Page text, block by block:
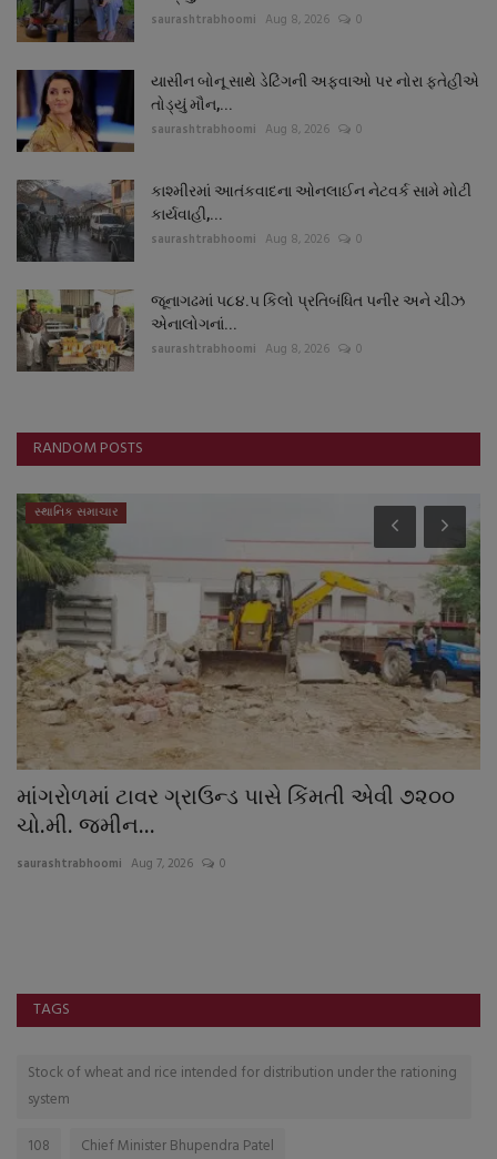
saurashtrabhoomi Aug 8, 2026 0
યાસીન બોનૂ સાથે ડેટિંગની અફવાઓ પર નોરા ફતેહીએ
તોડ્યું મૌન,...
saurashtrabhoomi Aug 8, 2026 0
કાશ્મીરમાં આતંકવાદના ઓનલાઈન નેટવર્ક સામે મોટી
કાર્યવાહી,...
saurashtrabhoomi Aug 8, 2026 0
જૂનાગઢમાં ૫૮૪.૫ કિલો પ્રતિબંધિત પનીર અને ચીઝ
એનાલોગનાં...
saurashtrabhoomi Aug 8, 2026 0
RANDOM POSTS
સ્થાનિક સમાચાર
માંગરોળમાં ટાવર ગ્રાઉન્ડ પાસે કિંમતી એવી ૭૨૦૦
ચો.મી. જમીન...
saurashtrabhoomi Aug 7, 2026 0
TAGS
Stock of wheat and rice intended for distribution under the rationing
system
108
Chief Minister Bhupendra Patel